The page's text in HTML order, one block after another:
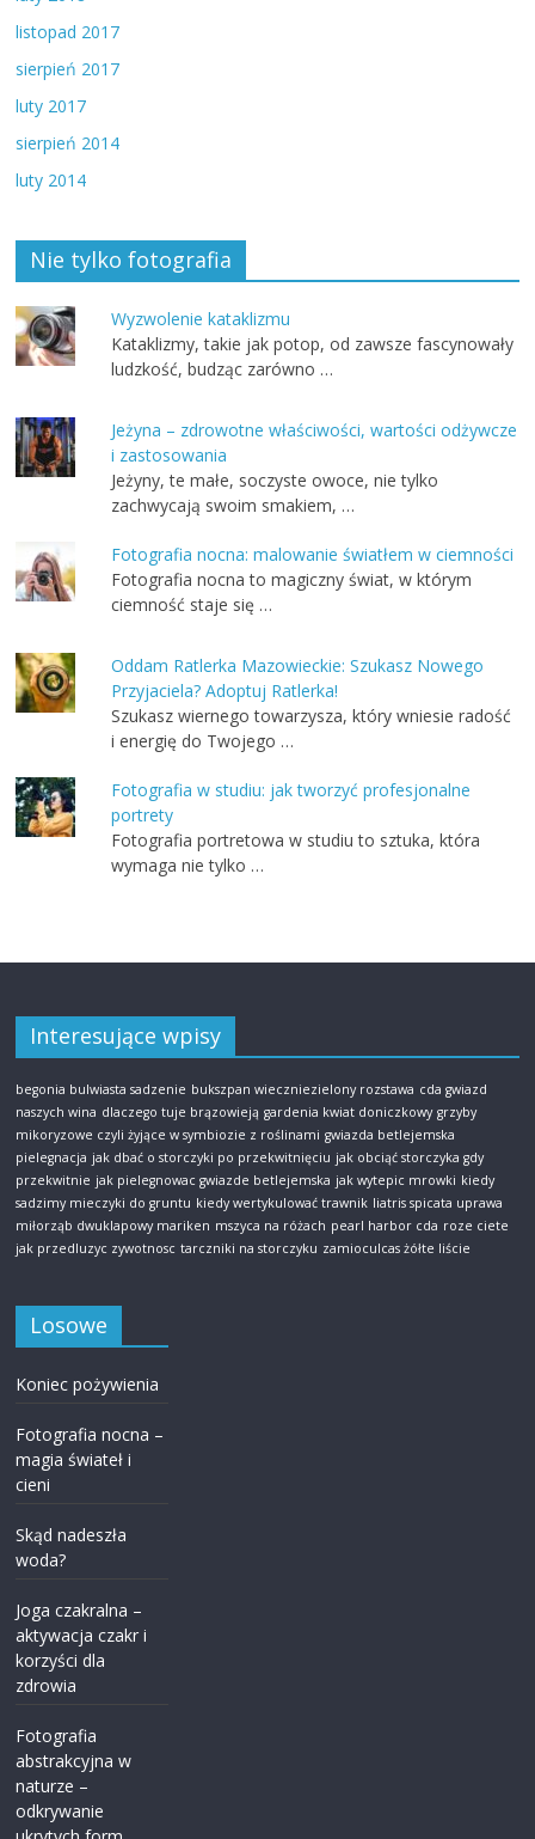
listopad 2017
sierpień 2017
luty 2017
sierpień 2014
luty 2014
Nie tylko fotografia
Wyzwolenie kataklizmu
Kataklizmy, takie jak potop, od zawsze fascynowały
ludzkość, budząc zarówno …
Jeżyna – zdrowotne właściwości, wartości odżywcze
i zastosowania
Jeżyny, te małe, soczyste owoce, nie tylko
zachwycają swoim smakiem, …
Fotografia nocna: malowanie światłem w ciemności
Fotografia nocna to magiczny świat, w którym
ciemność staje się …
Oddam Ratlerka Mazowieckie: Szukasz Nowego
Przyjaciela? Adoptuj Ratlerka!
Szukasz wiernego towarzysza, który wniesie radość
i energię do Twojego …
Fotografia w studiu: jak tworzyć profesjonalne
portrety
Fotografia portretowa w studiu to sztuka, która
wymaga nie tylko …
Interesujące wpisy
begonia bulwiasta sadzenie bukszpan wieczniezielony rozstawa cda gwiazd
naszych wina dlaczego tuje brązowieją gardenia kwiat doniczkowy grzyby
mikoryzowe czyli żyjące w symbiozie z roślinami gwiazda betlejemska
pielegnacja jak dbać o storczyki po przekwitnięciu jak obciąć storczyka gdy
przekwitnie jak pielegnowac gwiazde betlejemska jak wytepic mrowki kiedy
sadzimy mieczyki do gruntu kiedy wertykulować trawnik liatris spicata uprawa
miłorząb dwuklapowy mariken mszyca na różach pearl harbor cda roze ciete
jak przedluzyc zywotnosc tarczniki na storczyku zamioculcas żółte liście
Losowe
Koniec pożywienia
Fotografia nocna –
magia świateł i
cieni
Skąd nadeszła
woda?
Joga czakralna –
aktywacja czakr i
korzyści dla
zdrowia
Fotografia
abstrakcyjna w
naturze –
odkrywanie